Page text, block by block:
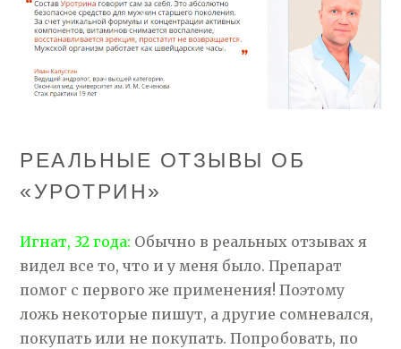
РЕАЛЬНЫЕ ОТЗЫВЫ ОБ
«УРОТРИН»
Игнат, 32 года: Обычно в реальных отзывах я
видел все то, что и у меня было. Препарат
помог с первого же применения! Поэтому
ложь некоторые пишут, а другие сомневался,
покупать или не покупать. Попробовать, по